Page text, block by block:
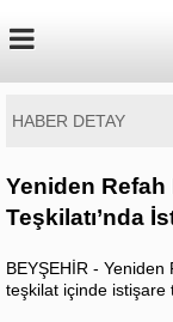
HABER DETAY
Yeniden
Teşkilatı’nda
BEYŞEHİR - Yeniden
teşkilat içinde istişare